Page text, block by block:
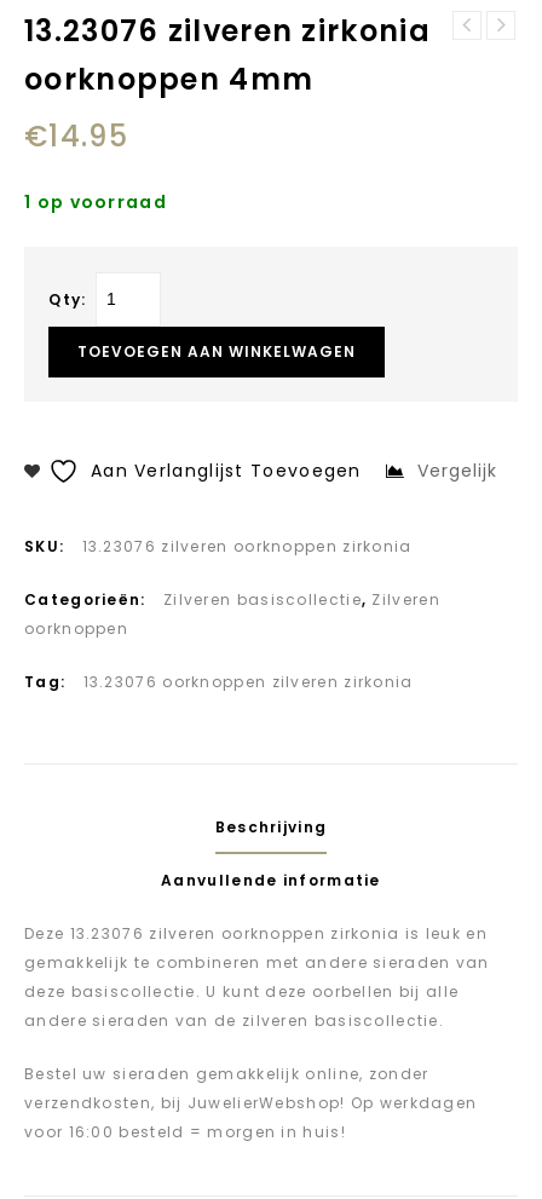
13.23076 zilveren zirkonia
oorknoppen 4mm
€14.95
1 op voorraad
Qty:
TOEVOEGEN AAN WINKELWAGEN
Aan Verlanglijst Toevoegen Vergelijk
SKU: 13.23076 zilveren oorknoppen zirkonia
Categorieën: Zilveren basiscollectie, Zilveren
oorknoppen
Tag: 13.23076 oorknoppen zilveren zirkonia
Beschrijving
Aanvullende informatie
Deze 13.23076 zilveren oorknoppen zirkonia is leuk en
gemakkelijk te combineren met andere sieraden van
deze basiscollectie. U kunt deze oorbellen bij alle
andere sieraden van de zilveren basiscollectie.
Bestel uw sieraden gemakkelijk online, zonder
verzendkosten, bij JuwelierWebshop! Op werkdagen
voor 16:00 besteld = morgen in huis!